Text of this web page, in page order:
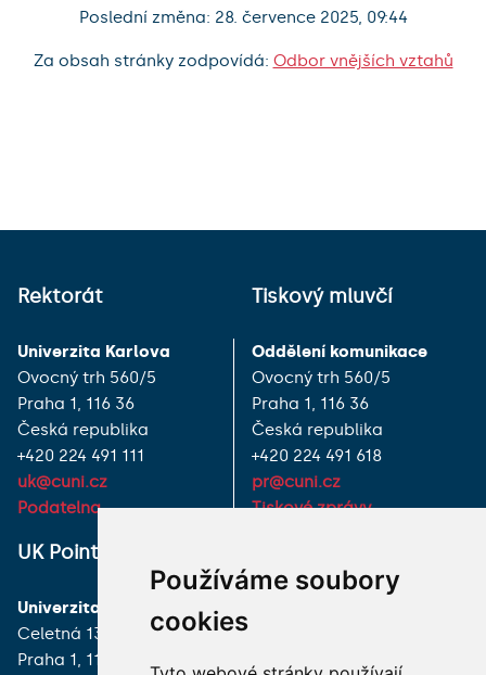
Používáme soubory
cookies
Poslední změna: 28. července 2025, 09:44
Za obsah stránky zodpovídá: Odbor vnějších vztahů
Rektorát
Univerzita Karlova
Ovocný trh 560/5
Praha 1, 116 36
Česká republika
+420 224 491 111
uk@cuni.cz
Podatelna
Tiskový mluvčí
Oddělení komunikace
Ovocný trh 560/5
Praha 1, 116 36
Česká republika
+420 224 491 618
pr@cuni.cz
Tiskové zprávy
UK Point
Univerzita Karlova
Celetná 13
Praha 1, 116 36
JAK K NÁM?